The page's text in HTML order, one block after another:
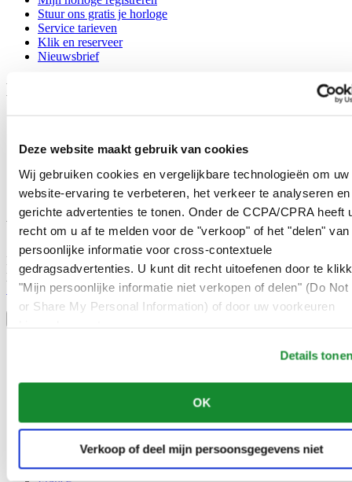
Deze website maakt gebruik van cookies
Wij gebruiken cookies en vergelijkbare technologieën om uw
website-ervaring te verbeteren, het verkeer te analyseren en
gerichte advertenties te tonen. Onder de CCPA/CPRA heeft
recht om u af te melden voor de "verkoop" of het "delen" van
persoonlijke informatie voor cross-contextuele
gedragsadvertenties. U kunt dit recht uitoefenen door te
"Mijn persoonlijke informatie niet verkopen of delen" (Do Not
or Share My Personal Information) of door uw voorkeuren
Details
OK
Verkoop of deel mijn persoonsgegevens niet
Stuur ons gratis je horloge
Service tarieven
Klik en reserveer
Nieuwsbrief
Legal
Cookie meldingen
Verkoopvoorwaarden
Herroeping van de overeenkomst
Word lid van de CERTINA club
Meld je aan en ontvang exclusieve aanbiedingen en
productrecensies
Schrijf je in!
Selecteer een land/regio
English
Denmark
Finland